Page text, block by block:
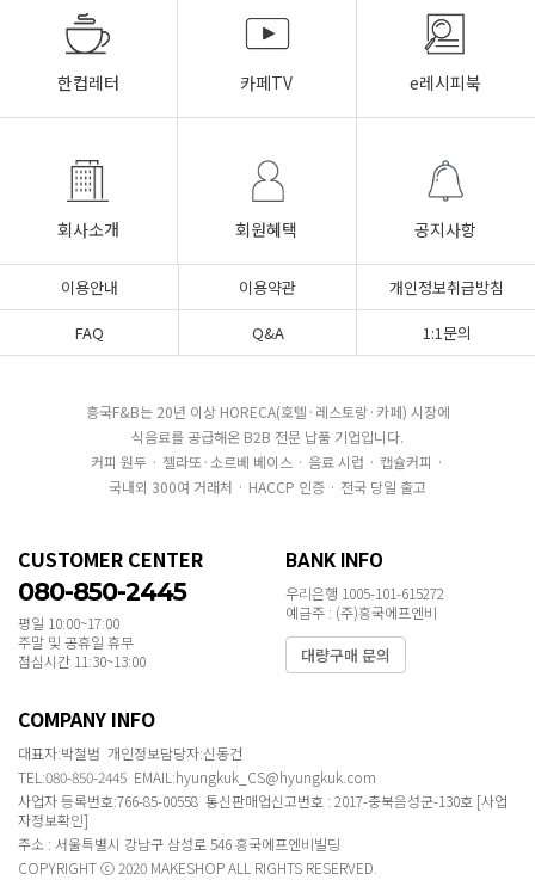
한컵레터 카페TV e레시피북
회사소개 회원혜택 공지사항
이용안내 이용약관
개인정보취급방침
FAQ
Q&A 1:1문의
흥국F&B는 20년 이상 HORECA(호텔·레스토랑·카페) 시장에
식음료를 공급해온 B2B 전문 납품 기업입니다.
커피 원두 · 젤라또·소르베 베이스 · 음료 시럽 · 캡슐커피 ·
국내외 300여 거래처 · HACCP 인증 · 전국 당일 출고
CUSTOMER CENTER
080-850-2445
평일 10:00~17:00
주말 및 공휴일 휴무
점심시간 11:30~13:00
BANK INFO
우리은행 1005-101-615272
예금주 : (주)흥국에프엔비
대량구매 문의
COMPANY INFO
대표자:박철범 개인정보담당자:신동건
TEL:080-850-2445 EMAIL:hyungkuk_CS@hyungkuk.com
사업자 등록번호:766-85-00558 통신판매업신고번호 : 2017-충북음성군-130호 [사업
자정보확인]
주소 : 서울특별시 강남구 삼성로 546 흥국에프엔비빌딩
COPYRIGHT ⓒ 2020 MAKESHOP ALL RIGHTS RESERVED.